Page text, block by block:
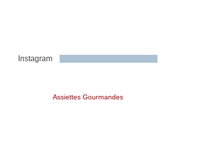
Instagram
Assiettes Gourmandes